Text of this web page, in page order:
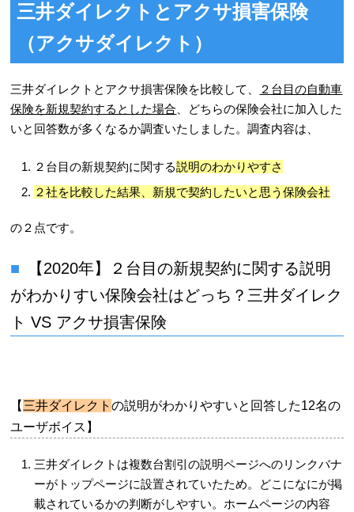
三井ダイレクト とアクサ損害保険
（アクサダイレクト）
三井ダイレクトとアクサ損害保険を比較して、
２台目の自動車
保険を新規契約するとした場合 、どちらの保険会社に加入した
いと回答数が多くなるか調査いたしました。調査内容は、
２台目の新規契約に関する説明のわかりやすさ
２社を比較した結果、新規で契約したいと思う保険会社
の２点です。
【2020年】２台目の新規契約に関する説明
がわかりすい保険会社はどっち？三井ダイレク
ト VS アクサ損害保険
【 三井ダイレクトの説明がわかりやすいと回答した12名の
ユーザボイス】
三井ダイレクトは複数台割引の説明ページへのリンクバナ
ーがトップページに設置されていたため。どこになにが掲
載されているかの判断がしやすい。ホームページの内容